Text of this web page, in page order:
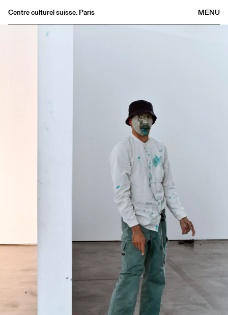
MENU
Centre culturel suisse. Paris